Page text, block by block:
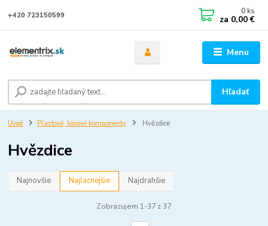
Menu
Hľadať
+420 723150599 0 ks
za 0,00 €
Úvod Plastové, kovové komponenty Hvězdice
Hvězdice
Najnovšie Najlacnejšie Najdrahšie
Zobrazujem 1-37 z 37